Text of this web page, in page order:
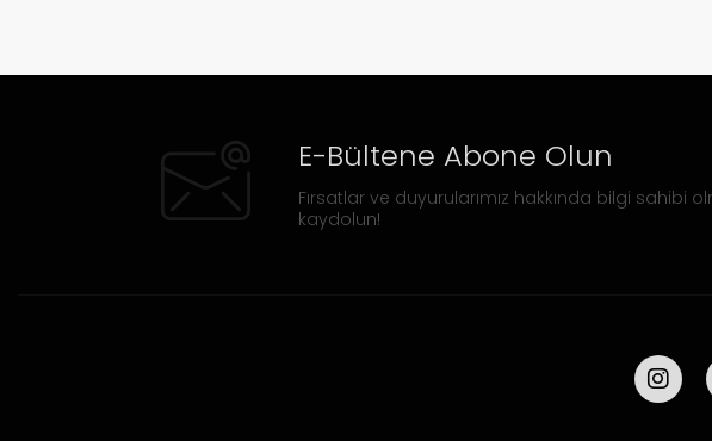
E-Bültene Abone Olun
Fırsatlar ve duyurularımız hakkında bilgi sahibi
kaydolun!